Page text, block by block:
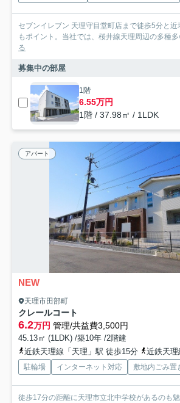
セブンイレブン 天理守目堂町店まで徒歩5分と
もポイント。当社では、桜井線天理周辺の多種多
る
募集中の部屋
1階
6.55万円
1階 / 37.98㎡ / 1LDK
アパート
NEW
天理市田部町
クレールコート
6.2万円 管理/共益費3,500円
45.13㎡ (1LDK) /築10年 /2階建
近鉄天理線「天理」駅 徒歩15分
近鉄天理
駐輪場 インターネット対応 敷地内ごみ置
徒歩17分の距離に天理市立北中学校があるのも